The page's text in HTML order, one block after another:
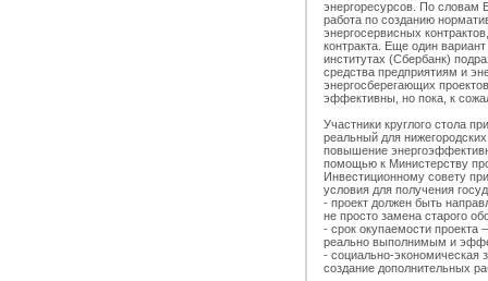
энергоресурсов. По словам
работа по созданию
энергосервисных
контракта. Еще один
институтах (Сбербанк)
средства предприятиям и
энергосберегающих
эффективны, но пока, к
Участники круглого стола
реальный для
повышение
помощью к Министерству
Инвестиционному совету
условия для получения
- проект должен быть
не просто замена старого
- срок окупаемости проекта
реально выполнимым и
- социально-экономическая
создание дополнительных